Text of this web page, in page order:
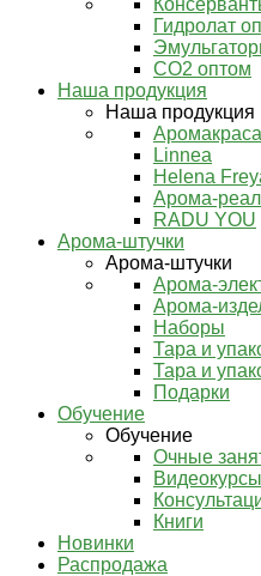
Гидролат
СО2 оптом
Наша продукция
Наша продукция
Аромакраса
Linnea
Helena
Арома-
RADU YOU
Арома-штучки
Арома-штучки
Арома-
Арома-
Наборы
Тара и
Тара и
Подарки
Обучение
Обучение
Очные
Видеокурсы
Книги
Новинки
Распродажа